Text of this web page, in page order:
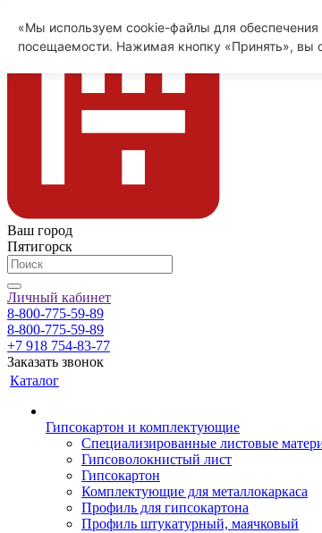
Ваш город
Пятигорск
Личный кабинет
8-800-775-59-89
8-800-775-59-89
+7 918 754-83-77
Заказать звонок
Каталог
Гипсокартон и комплектующие
Специализированные листовые
Гипсоволокнистый лист
Гипсокартон
Комплектующие для металлокаркаса
Профиль для гипсокартона
Профиль штукатурный, маячковый
«Мы используем cookie-файлы для обеспечения
посещаемости. Нажимая кнопку «Принять», вы